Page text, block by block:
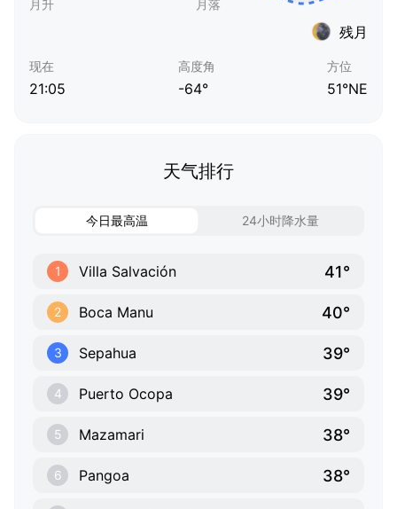
残月
现在
21:05
高度角
-64°
方位
51°NE
天气排行
今日最高温 24小时降水量
1 Villa Salvación 41°
2 Boca Manu 40°
3 Sepahua 39°
4 Puerto Ocopa 39°
5 Mazamari 38°
6 Pangoa 38°